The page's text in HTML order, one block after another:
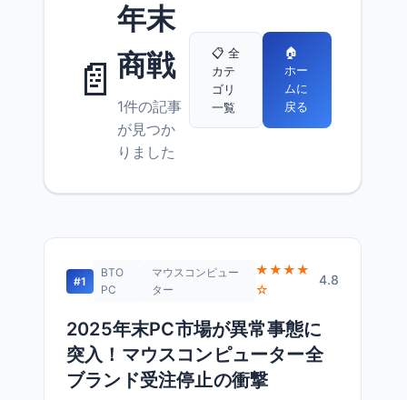
📄
年末
商戦
1件の記事
が見つか
りました
📋 全
カテ
ゴリ
一覧
🏠
ホー
ムに
戻る
#1
BTO
PC
マウスコンピュー
ター
★★★★
☆
4.8
2025年末PC市場が異常事態に
突入！マウスコンピューター全
ブランド受注停止の衝撃